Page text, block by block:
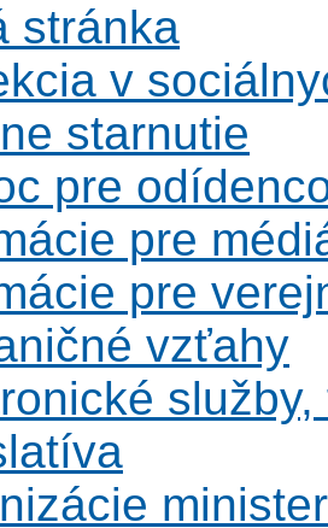
stránka
v
starnutie
pre
pre
pre
vzťahy